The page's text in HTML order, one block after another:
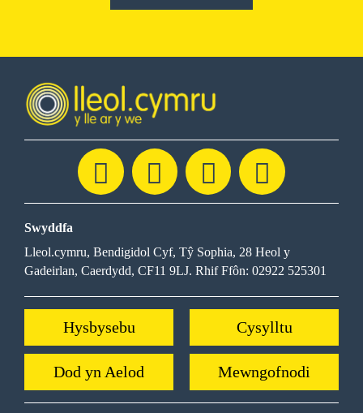
Swyddfa
Lleol.cymru, Bendigidol Cyf, Tŷ Sophia, 28 Heol y
Gadeirlan, Caerdydd, CF11 9LJ. Rhif Ffôn: 02922 525301
Hysbysebu Cysylltu
Dod yn Aelod Mewngofnodi